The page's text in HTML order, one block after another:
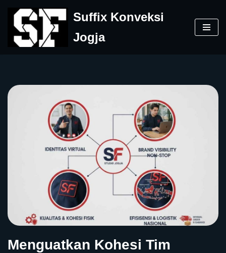
Skip
to
Suffix Konveksi
Jogja
Menguatkan Kohesi Tim